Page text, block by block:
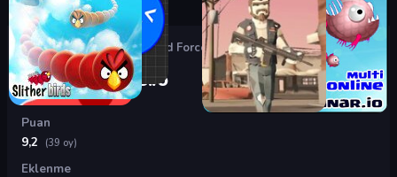
Oyunlar›.io Oyunları›Armed Forces.io
Armed Forces.io
Puan
9,2
(39 oy)
Eklenme